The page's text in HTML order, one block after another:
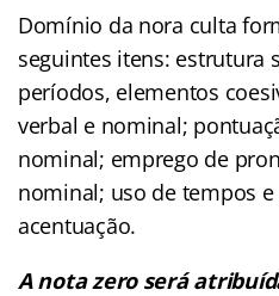
Domínio da nora culta
seguintes itens: estrutura
períodos, elementos
verbal e nominal;
nominal; emprego de
nominal; uso de tempos
acentuação.
A nota zero será